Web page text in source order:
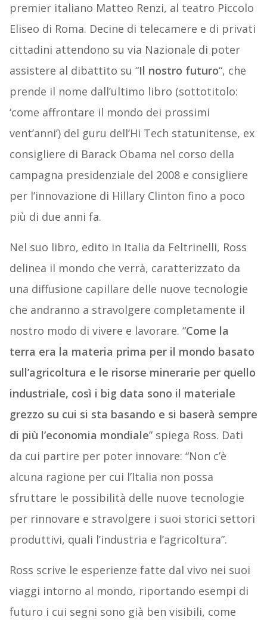
premier italiano Matteo Renzi, al teatro Piccolo
Eliseo di Roma. Decine di telecamere e di privati
cittadini attendono su via Nazionale di poter
assistere al dibattito su “Il nostro futuro“, che
prende il nome dall’ultimo libro (sottotitolo:
‘come affrontare il mondo dei prossimi
vent’anni’) del guru dell’Hi Tech statunitense, ex
consigliere di Barack Obama nel corso della
campagna presidenziale del 2008 e consigliere
per l’innovazione di Hillary Clinton fino a poco
più di due anni fa.
Nel suo libro, edito in Italia da Feltrinelli, Ross
delinea il mondo che verrà, caratterizzato da
una diffusione capillare delle nuove tecnologie
che andranno a stravolgere completamente il
nostro modo di vivere e lavorare. “Come la
terra era la materia prima per il mondo basato
sull’agricoltura e le risorse minerarie per quello
industriale, così i big data sono il materiale
grezzo su cui si sta basando e si baserà sempre
di più l’economia mondiale” spiega Ross. Dati
da cui partire per poter innovare: “Non c’è
alcuna ragione per cui l’Italia non possa
sfruttare le possibilità delle nuove tecnologie
per rinnovare e stravolgere i suoi storici settori
produttivi, quali l’industria e l’agricoltura”.
Ross scrive le esperienze fatte dal vivo nei suoi
viaggi intorno al mondo, riportando esempi di
futuro i cui segni sono già ben visibili, come